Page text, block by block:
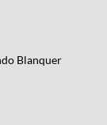
Blanquer